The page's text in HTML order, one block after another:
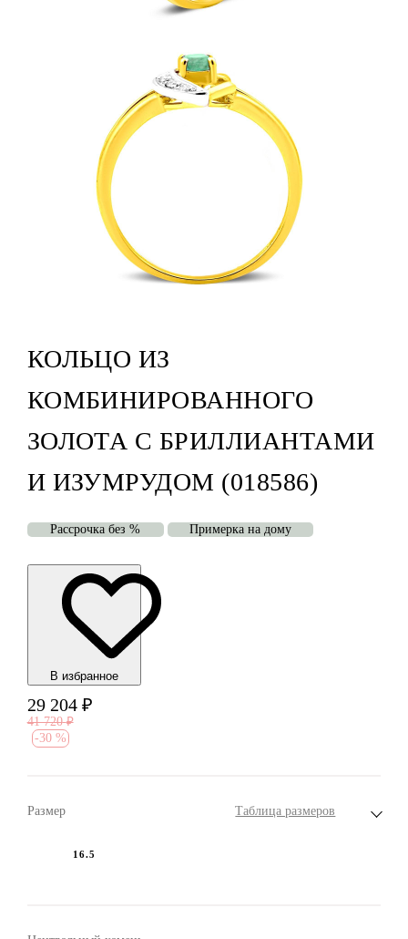
КОЛЬЦО ИЗ
КОМБИНИРОВАННОГО
ЗОЛОТА С БРИЛЛИАНТАМИ
И ИЗУМРУДОМ (018586)
Рассрочка без % Примерка на дому
В избранноe
29 204 ₽
41 720 ₽
-30 %
Размер Таблица размеров
16.5